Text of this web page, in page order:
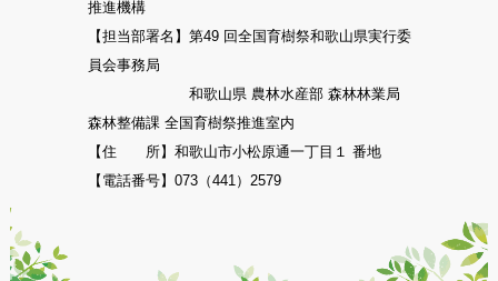
推進機構
【担当部署名】第49 回全国育樹祭和歌山県実行委
員会事務局
和歌山県 農林水産部 森林林業局
森林整備課 全国育樹祭推進室内
【住 所】和歌山市小松原通一丁目１ 番地
【電話番号】073（441）2579